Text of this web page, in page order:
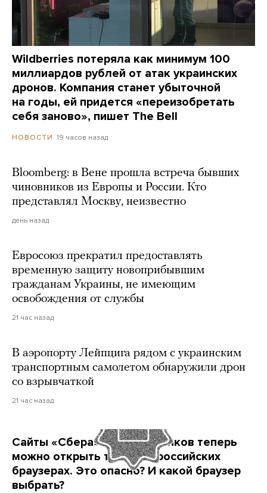
Wildberries потеряла как минимум 100
миллиардов рублей от атак украинских
дронов. Компания станет убыточной
на годы, ей придется «переизобретать
себя заново», пишет The Bell
НОВОСТИ 19 часов назад
Bloomberg: в Вене прошла встреча бывших
чиновников из Европы и России. Кто
представлял Москву, неизвестно
день назад
Евросоюз прекратил предоставлять
временную защиту новоприбывшим
гражданам Украины, не имеющим
освобождения от службы
21 час назад
В аэропорту Лейпцига рядом с украинским
транспортным самолетом обнаружили дрон
со взрывчаткой
21 час назад
Сайты «Сбера» и других банков теперь
можно открыть только в российских
браузерах. Это опасно? И какой браузер
выбрать?